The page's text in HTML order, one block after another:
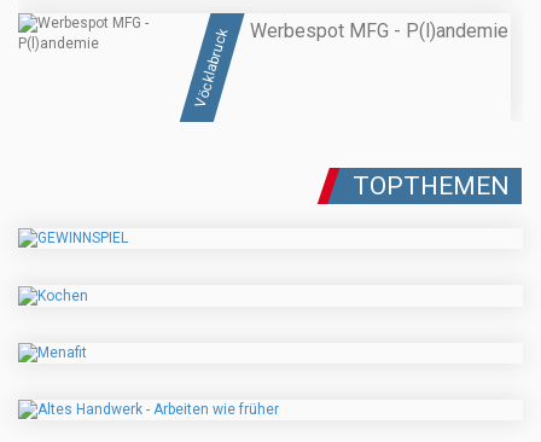
Vöcklabruck Werbespot MFG - P(l)andemie
TOPTHEMEN